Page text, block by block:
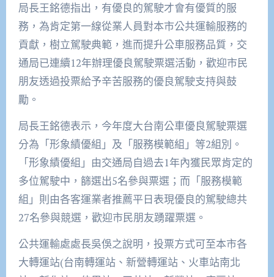
局長王銘德指出，有優良的駕駛才會有優質的服
務，為肯定第一線從業人員對本市公共運輸服務的
貢獻，樹立駕駛典範，進而提升公車服務品質，交
通局已連續12年辦理優良駕駛票選活動，歡迎市民
朋友透過投票給予辛苦服務的優良駕駛支持與鼓
勵。
局長王銘德表示，今年度大台南公車優良駕駛票選
分為「形象績優組」及「服務模範組」等2組別。
「形象績優組」由交通局自過去1年內獲民眾肯定的
多位駕駛中，篩選出5名參與票選；而「服務模範
組」則由各客運業者推薦平日表現優良的駕駛總共
27名參與競選，歡迎市民朋友踴躍票選。
公共運輸處處長吳俁之說明，投票方式可至本市各
大轉運站(台南轉運站、新營轉運站、火車站南北